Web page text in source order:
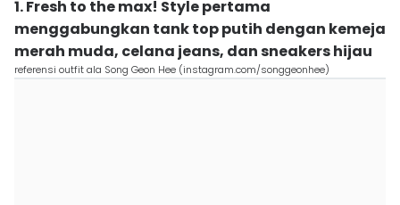
1. Fresh to the max! Style pertama
menggabungkan tank top putih dengan kemeja
merah muda, celana jeans, dan sneakers hijau
referensi outfit ala Song Geon Hee (instagram.com/songgeonhee)